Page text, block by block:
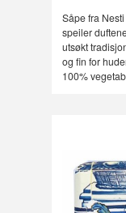
Såpe fra
speiler
utsøkt
og fin for
100%